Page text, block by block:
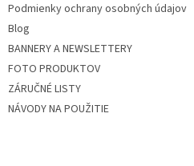
Podmienky ochrany osobných údajov
Blog
BANNERY A NEWSLETTERY
FOTO PRODUKTOV
ZÁRUČNÉ LISTY
NÁVODY NA POUŽITIE